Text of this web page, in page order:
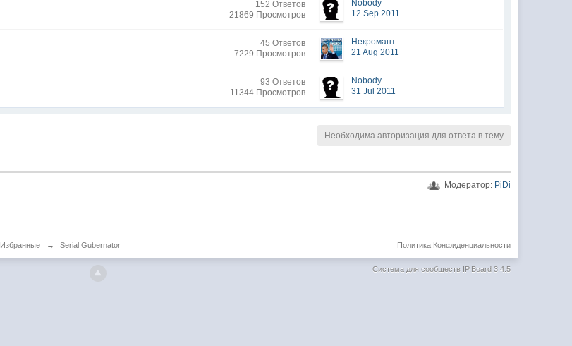
152 Ответов
21869 Просмотров
Nobody
12 Sep 2011
45 Ответов
7229 Просмотров
Некромант
21 Aug 2011
93 Ответов
11344 Просмотров
Nobody
31 Jul 2011
Необходима авторизация для ответа в тему
Модератор: PiDi
Избранные → Serial Gubernator Политика Конфиденциальности
Система для сообществ IP.Board 3.4.5